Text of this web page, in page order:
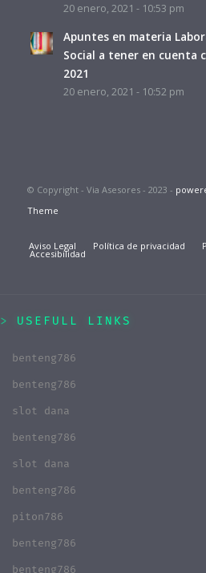
20 enero, 2021 - 10:53 pm
Apuntes en materia
Social a tener en cuenta
2021
20 enero, 2021 - 10:52 pm
© Copyright - Via Asesores - 2023 -
Theme
Aviso Legal Política de privacidad
Accesibilidad
USEFULL LINKS
benteng786
benteng786
slot dana
benteng786
slot dana
benteng786
piton786
benteng786
benteng786